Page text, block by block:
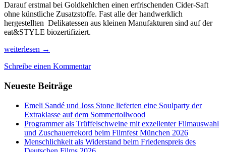
Darauf erstmal bei Goldkehlchen einen erfrischenden Cider-Saft
ohne künstliche Zusatzstoffe. Fast alle der handwerklich
hergestellten Delikatessen aus kleinen Manufakturen sind auf der
eat&STYLE biozertifiziert.
Innovative
und
der
kennenlernen
weiterlesen →
Schreibe einen Kommentar
Neueste Beiträge
Emeli Sandé und Joss Stone lieferten eine Soulparty der
Extraklasse auf dem Sommertollwood
Programmer als Trüffelschweine mit exzellenter Filmauswahl
und Zuschauerrekord beim Filmfest München 2026
Menschlichkeit als Widerstand beim Friedenspreis des